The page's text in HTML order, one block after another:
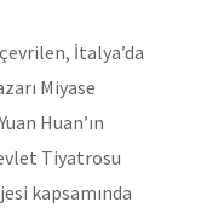
İtalya’da
Miyase
Huan’ın
Tiyatrosu
kapsamında